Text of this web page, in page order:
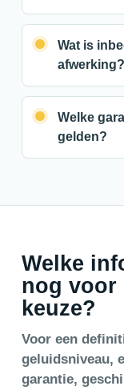
Wat is
afwerking?
Welke
gelden?
Welke
nog voor
keuze?
Voor een
geluidsniveau,
garantie,